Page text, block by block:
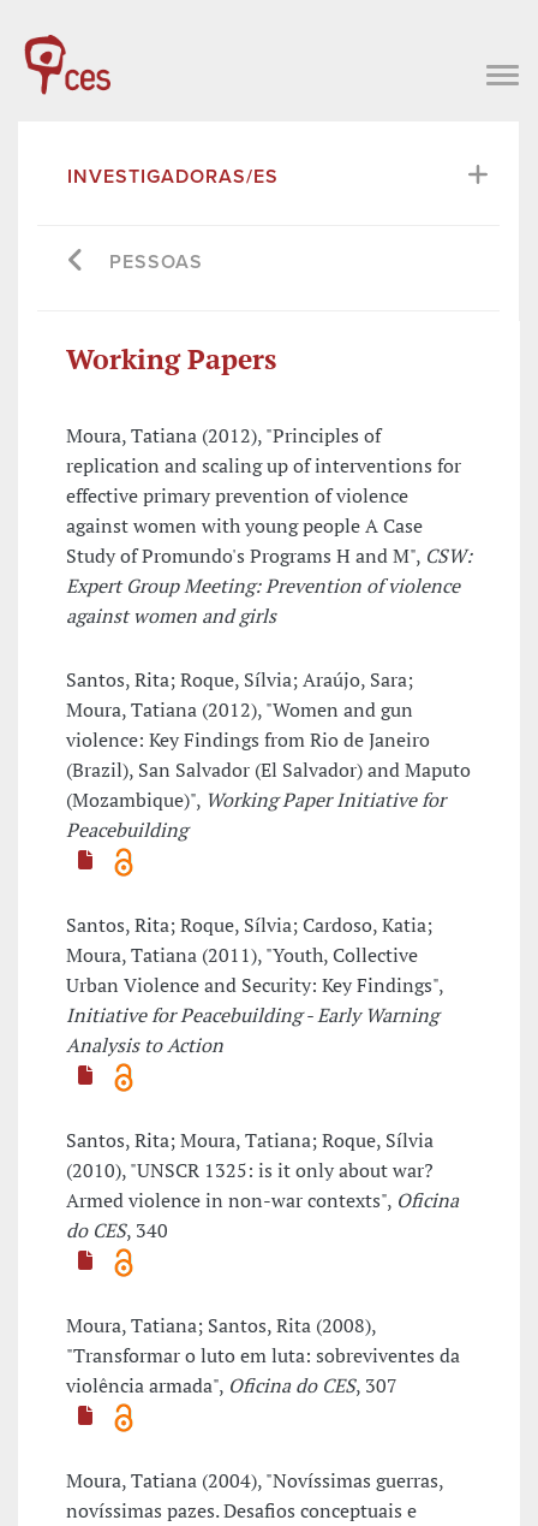
INVESTIGADORAS/ES
PESSOAS
Working Papers
Moura, Tatiana (2012), "Principles of
replication and scaling up of interventions for
effective primary prevention of violence
against women with young people A Case
Study of Promundo's Programs H and M", CSW:
Expert Group Meeting: Prevention of violence
against women and girls
Santos, Rita; Roque, Sílvia; Araújo, Sara;
Moura, Tatiana (2012), "Women and gun
violence: Key Findings from Rio de Janeiro
(Brazil), San Salvador (El Salvador) and Maputo
(Mozambique)", Working Paper Initiative for
Peacebuilding
Santos, Rita; Roque, Sílvia; Cardoso, Katia;
Moura, Tatiana (2011), "Youth, Collective
Urban Violence and Security: Key Findings",
Initiative for Peacebuilding - Early Warning
Analysis to Action
Santos, Rita; Moura, Tatiana; Roque, Sílvia
(2010), "UNSCR 1325: is it only about war?
Armed violence in non-war contexts", Oficina
do CES, 340
Moura, Tatiana; Santos, Rita (2008),
"Transformar o luto em luta: sobreviventes da
violência armada", Oficina do CES, 307
Moura, Tatiana (2004), "Novíssimas guerras,
novíssimas pazes. Desafios conceptuais e